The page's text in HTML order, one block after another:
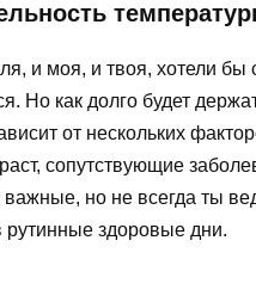
и моя, и твоя, хотели бы
Но как долго будет
от нескольких
сопутствующие
но не всегда ты
здоровые дни.